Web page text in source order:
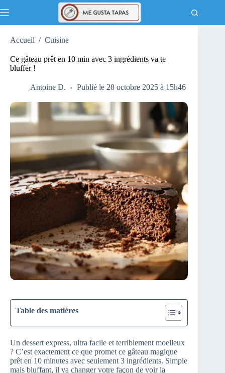
au
Accueil / Cuisine
Ce gâteau prêt en 10 min avec 3 ingrédients va te
bluffer !
Antoine D. Publié le 28 octobre 2025 à 15h46
Table des matières
Un dessert express, ultra facile et terriblement moelleux
? C’est exactement ce que promet ce gâteau magique
prêt en 10 minutes avec seulement 3 ingrédients. Simple
mais bluffant, il va changer votre façon de voir la